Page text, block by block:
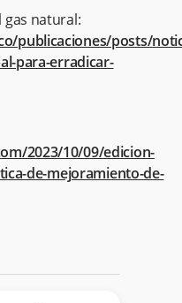
natural:
publicaciones/posts/
para-erradicar-
2023/10/09/edicion-
de-mejoramiento-de-